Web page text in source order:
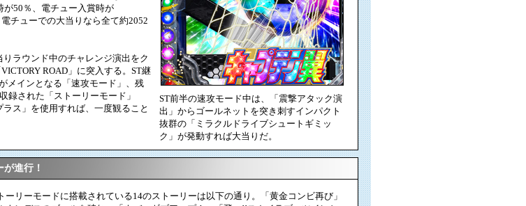
が50％、電チュー入賞時が
チューでの大当りなら全て約2052
ラウンド中のチャレンジ演出をク
ROAD」に突入する。ST継
メインとなる「速攻モード」、残
録された「ストーリーモード」
ス」を使用すれば、一度観ること
ST前半の速攻モード中は、「震撃アタック演
出」からゴールネットを突き刺すインパクト
抜群の「ミラクルドライブシュートギミッ
ク」が発動すれば大当りだ。
進行！
リーモードに搭載されている14のストーリーは以下の通り。「黄金コンビ再び」